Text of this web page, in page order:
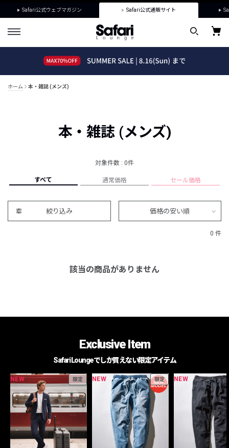
Safari公式ウェブマガジン Safari公式通販サイト
ホーム 本・雑誌 (メンズ)
本・雑誌 (メンズ)
対象件数 : 0件
すべて 通常価格 セール価格
絞り込み 価格の安い順
0 件
該当の商品がありません
Exclusive Item
Safari Loungeでしか買えない限定アイテム
NEW 限定 NEW 限定 NEW